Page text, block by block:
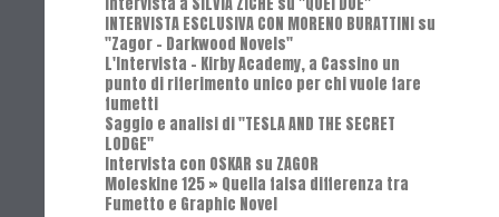
INTERVISTA ESCLUSIVA CON MORENO BURATTINI su
"Zagor - Darkwood Novels"
L'Intervista - Kirby Academy, a Cassino un
punto di riferimento unico per chi vuole fare
fumetti
Saggio e analisi di "TESLA AND THE SECRET
LODGE"
Intervista con OSKAR su ZAGOR
Moleskine 125 » Quella falsa differenza tra
Fumetto e Graphic Novel